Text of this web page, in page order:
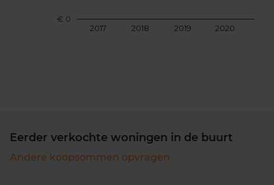
2017 2018 2019 2020
€ 0
Eerder verkochte woningen in de buurt
Andere koopsommen opvragen